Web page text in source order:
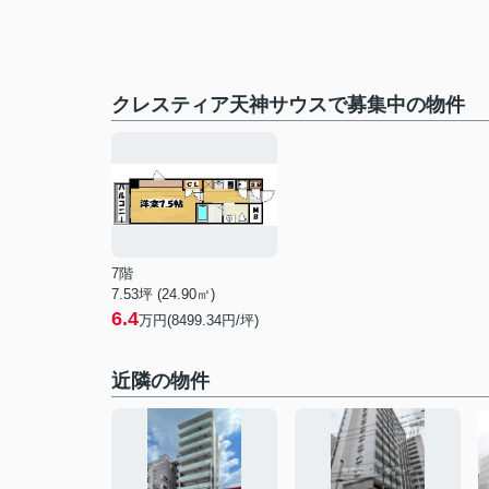
クレスティア天神サウスで募集中の物件
7階
7.53坪 (24.90㎡)
6.4万円(8499.34円/坪)
近隣の物件